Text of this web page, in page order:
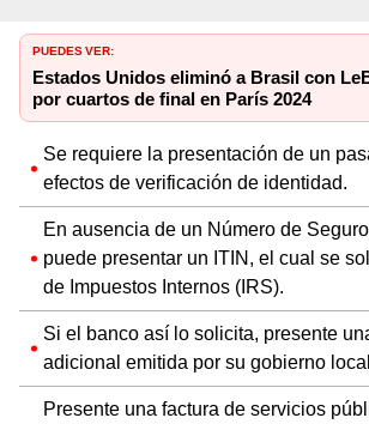
PUEDES VER:
Estados Unidos eliminó a Brasil con
por cuartos de final en París 2024
Se requiere la presentación de un
efectos de verificación de identidad.
En ausencia de un Número de
puede presentar un ITIN, el cual se
de Impuestos Internos (IRS).
Si el banco así lo solicita, presente
adicional emitida por su gobierno
Presente una factura de servicios